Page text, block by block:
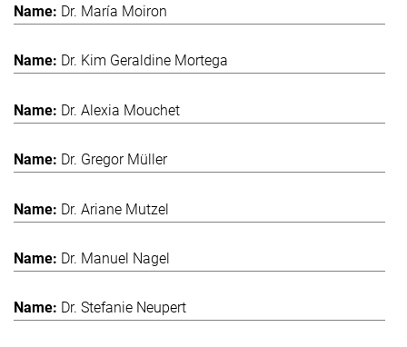
Dr. María Moiron
Dr. Kim Geraldine Mortega
Dr. Alexia Mouchet
Dr. Gregor Müller
Dr. Ariane Mutzel
Dr. Manuel Nagel
Dr. Stefanie Neupert